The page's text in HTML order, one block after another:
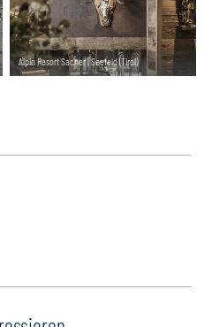
Alpin Resort Sacher | Seefeld (Tirol)